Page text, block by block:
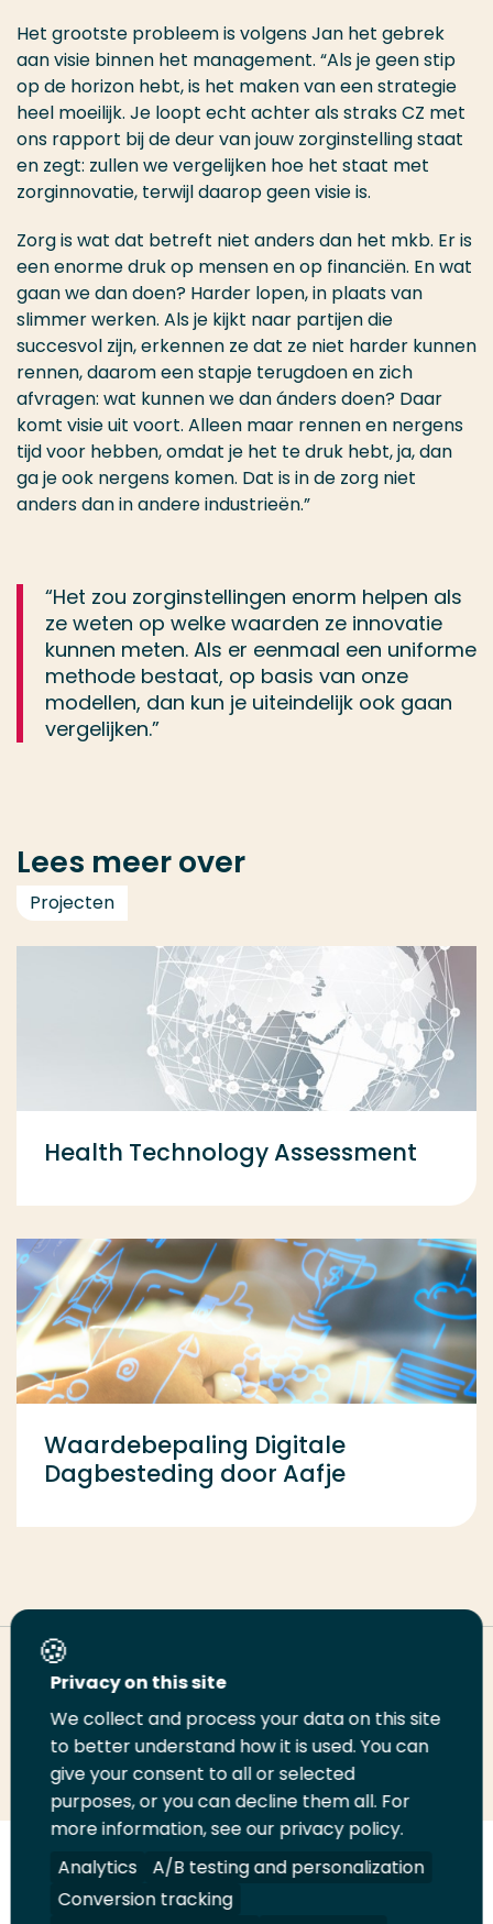
Het grootste probleem is volgens Jan het gebrek
aan visie binnen het management. “Als je geen stip
op de horizon hebt, is het maken van een strategie
heel moeilijk. Je loopt echt achter als straks CZ met
ons rapport bij de deur van jouw zorginstelling staat
en zegt: zullen we vergelijken hoe het staat met
zorginnovatie, terwijl daarop geen visie is.
Zorg is wat dat betreft niet anders dan het mkb. Er is
een enorme druk op mensen en op financiën. En wat
gaan we dan doen? Harder lopen, in plaats van
slimmer werken. Als je kijkt naar partijen die
succesvol zijn, erkennen ze dat ze niet harder kunnen
rennen, daarom een stapje terugdoen en zich
afvragen: wat kunnen we dan ánders doen? Daar
komt visie uit voort. Alleen maar rennen en nergens
tijd voor hebben, omdat je het te druk hebt, ja, dan
ga je ook nergens komen. Dat is in de zorg niet
anders dan in andere industrieën.”
“Het zou zorginstellingen enorm helpen als
ze weten op welke waarden ze innovatie
kunnen meten. Als er eenmaal een uniforme
methode bestaat, op basis van onze
modellen, dan kun je uiteindelijk ook gaan
vergelijken.”
Lees meer over
Projecten
Health Technology Assessment
Waardebepaling Digitale
Dagbesteding door Aafje
Deel deze pagina
Deel
LinkedIn
Deel
op
Twitter
Deel
op
Facebook
Email
deze
pagina
Print
deze
pagina
Volg
ons
Volg
ons
Volg
ons
Volg
ons
Privacy on this site
We collect and process your data on this site
to better understand how it is used. You can
give your consent to all or selected
purposes, or you can decline them all. For
more information, see our privacy policy.
Analytics
A/B testing and personalization
Conversion tracking